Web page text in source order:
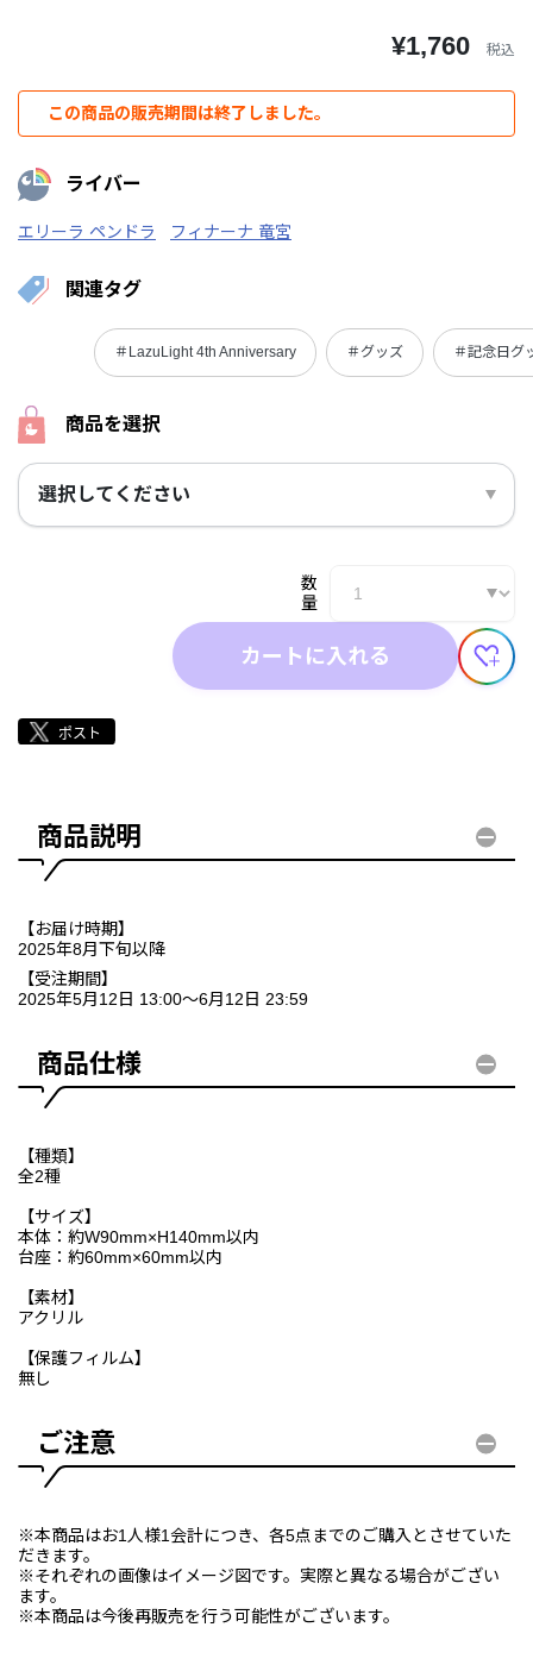
¥1,760 税込
この商品の販売期間は終了しました。
ライバー
エリーラ ペンドラ フィナーナ 竜宮
関連タグ
＃LazuLight 4th Anniversary ＃グッズ ＃記念日グ
商品を選択
選択してください
数
量
カートに入れる
商品説明
【お届け時期】
2025年8月下旬以降
【受注期間】
2025年5月12日 13:00～6月12日 23:59
商品仕様
【種類】
全2種
【サイズ】
本体：約W90mm×H140mm以内
台座：約60mm×60mm以内
【素材】
アクリル
【保護フィルム】
無し
ご注意
※本商品はお1人様1会計につき、各5点までのご購入とさせていた
だきます。
※それぞれの画像はイメージ図です。実際と異なる場合がござい
ます。
※本商品は今後再販売を行う可能性がございます。